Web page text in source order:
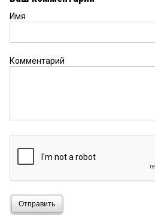
Имя
Комментарий
Отправить